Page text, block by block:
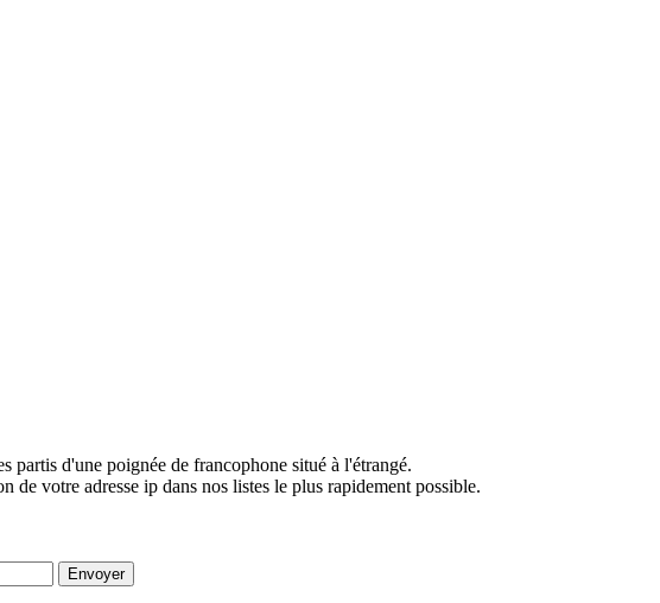
partis d'une poignée de francophone situé à l'étrangé.
de votre adresse ip dans nos listes le plus rapidement possible.